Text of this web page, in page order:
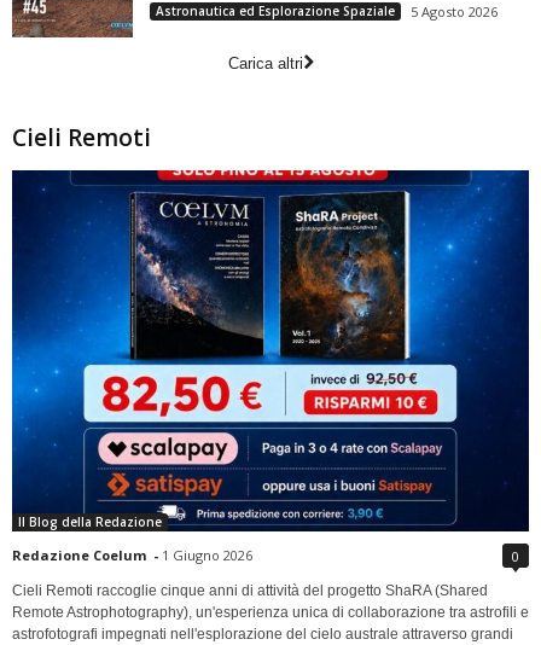
Astronautica ed Esplorazione Spaziale 5 Agosto 2026
Carica altri
Cieli Remoti
Il Blog della Redazione
Redazione Coelum - 1 Giugno 2026 0
Cieli Remoti raccoglie cinque anni di attività del progetto ShaRA (Shared
Remote Astrophotography), un'esperienza unica di collaborazione tra astrofili e
astrofotografi impegnati nell'esplorazione del cielo australe attraverso grandi